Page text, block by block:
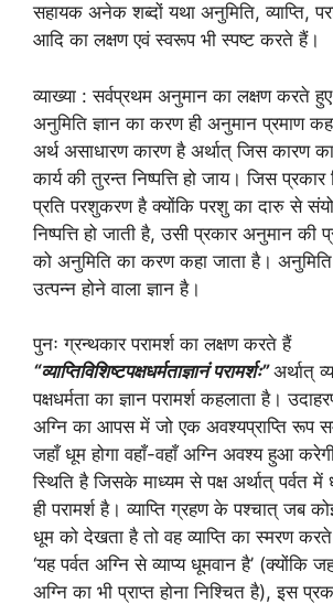
सहायक अनेक शब्दों यथा अनुमिति, व्याप्ति,
आदि का लक्षण एवं स्वरूप भी स्पष्ट करते हैं।
व्याख्या : सर्वप्रथम अनुमान का लक्षण करते
अनुमिति ज्ञान का करण ही अनुमान प्रमाण
अर्थ असाधारण कारण है अर्थात् जिस कारण
कार्य की तुरन्त निष्पत्ति हो जाय। जिस
प्रति परशुकरण है क्योंकि परशु का दारु से
निष्पत्ति हो जाती है, उसी प्रकार अनुमान की
को अनुमिति का करण कहा जाता है। अनुमिति
उत्पन्न होने वाला ज्ञान है।
पुनः ग्रन्थकार परामर्श का लक्षण करते हैं
“व्याप्तिविशिष्टपक्षधर्मताज्ञानं परामर्शः”अर्थात्
पक्षधर्मता का ज्ञान परामर्श कहलाता है।
अग्नि का आपस में जो एक अवश्यप्राप्ति रूप
जहाँ धूम होगा वहाँ-वहाँ अग्नि अवश्य हुआ
स्थिति है जिसके माध्यम से पक्ष अर्थात् पर्वत
ही परामर्श है। व्याप्ति ग्रहण के पश्चात् जब
धूम को देखता है तो वह व्याप्ति का स्मरण
‘यह पर्वत अग्नि से व्याप्य धूमवान है’ (क्योंकि
अग्नि का भी प्राप्त होना निश्चित है), इस